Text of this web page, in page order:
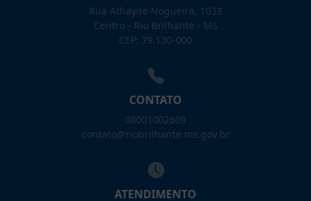
Rua Athayde Nogueira, 1033
Centro - Rio Brilhante - MS
CEP: 79.130-000
CONTATO
08001002609
contato@riobrilhante.ms.gov.br
ATENDIMENTO